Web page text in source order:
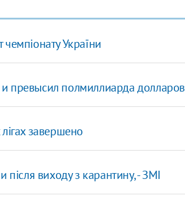
чемпіонату України
превысил полмиллиарда долларов
завершено
виходу з карантину, - ЗМІ